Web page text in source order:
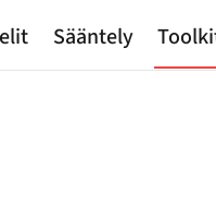
Sääntely